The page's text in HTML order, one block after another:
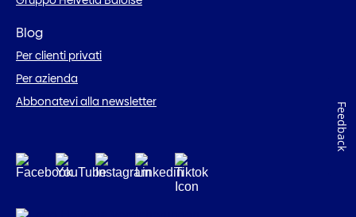
Blog
Per clienti privati
Per azienda
Abbonatevi alla newsletter
Feedback